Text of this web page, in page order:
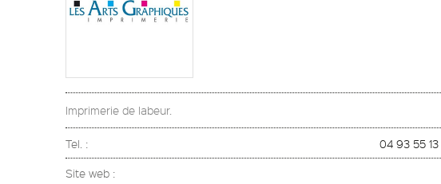
Imprimerie de labeur.
Tel. : 04 93 55
Site web :